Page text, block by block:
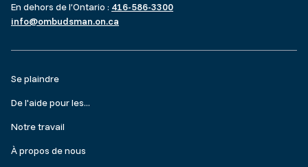
En dehors de l’Ontario : 416-586-3300
info@ombudsman.on.ca
Footer
menu
Se plaindre
De l'aide pour les...
Notre travail
À propos de nous